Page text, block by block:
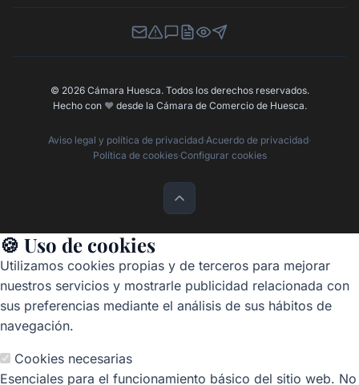
Newsletter
Canal de Denuncias
Buzón de Sugerencias
Perfil Contratante
Ley de Transparencia
Contacta con nosotros
© 2026 Cámara Huesca. Todos los derechos reservados.
Hecho con ❤️ desde la Cámara de Comercio de Huesca.
Aviso legal y política de privacidad·Acuerdo de privacidad·
Política de cookies·Configurar cookies
🍪 Uso de cookies
Utilizamos cookies propias y de terceros para mejorar
nuestros servicios y mostrarle publicidad relacionada con
sus preferencias mediante el análisis de sus hábitos de
navegación.
Cookies necesarias
Esenciales para el funcionamiento básico del sitio web. No